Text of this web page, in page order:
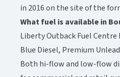
in 2016 on the site of the former Bourke Shell Depot.​​​​‌
What fuel is available in Bourke NSW?​​​​‌
Liberty Outback Fuel
Blue Diesel, Premium
Both hi-flow and low-flow